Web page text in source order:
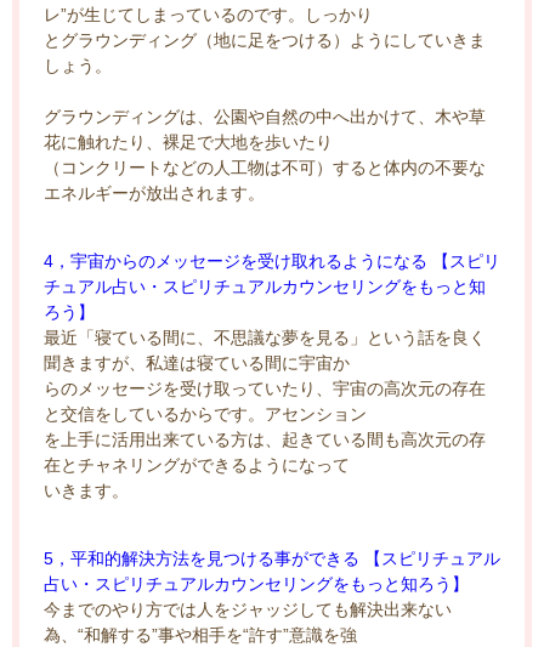
レ”が生じてしまっているのです。しっかり
とグラウンディング（地に足をつける）ようにしていきま
しょう。
グラウンディングは、公園や自然の中へ出かけて、木や草
花に触れたり、裸足で大地を歩いたり
（コンクリートなどの人工物は不可）すると体内の不要な
エネルギーが放出されます。
4，宇宙からのメッセージを受け取れるようになる 【スピリ
チュアル占い・スピリチュアルカウンセリングをもっと知
ろう】
最近「寝ている間に、不思議な夢を見る」という話を良く
聞きますが、私達は寝ている間に宇宙か
らのメッセージを受け取っていたり、宇宙の高次元の存在
と交信をしているからです。アセンション
を上手に活用出来ている方は、起きている間も高次元の存
在とチャネリングができるようになって
いきます。
5，平和的解決方法を見つける事ができる 【スピリチュアル
占い・スピリチュアルカウンセリングをもっと知ろう】
今までのやり方では人をジャッジしても解決出来ない
為、“和解する”事や相手を“許す”意識を強